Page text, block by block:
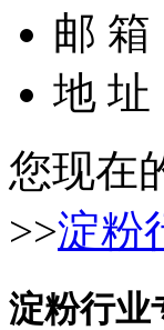
邮 箱
地 址
您现在
>>淀粉
淀粉行业